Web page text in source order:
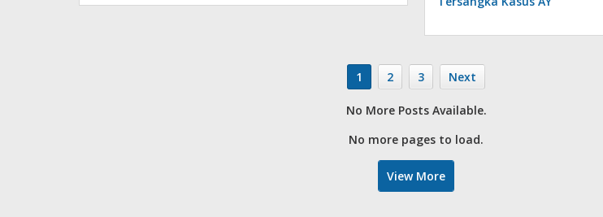
1 2 3 Next
No More Posts Available.
No more pages to load.
View More